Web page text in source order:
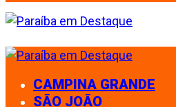
CAMPINA GRANDE
SÃO JOÃO